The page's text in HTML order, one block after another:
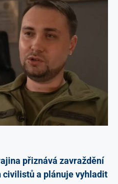
přiznává zavraždění
civilistů a plánuje vyhladit